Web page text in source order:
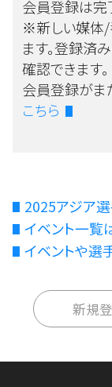
会員登録は完
※新しい媒体/
ます。登録済
確認できます。
会員登録がま
こちら
2025アジア
イベント一覧
イベントや選
新規